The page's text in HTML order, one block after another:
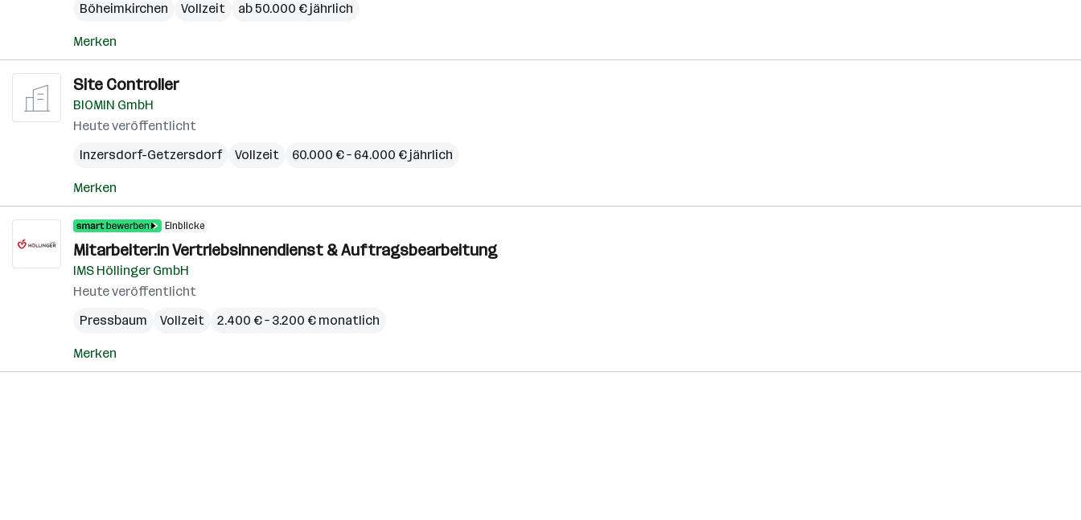
Böheimkirchen
Vollzeit ab 50.000 € jährlich
Merken
Site Controller
BIOMIN GmbH
Heute veröffentlicht
Inzersdorf-Getzersdorf
Vollzeit 60.000 € – 64.000 € jährlich
Merken
Einblicke
Mitarbeiter:in Vertriebsinnendienst & Auftragsbearbeitung
IMS Höllinger GmbH
Heute veröffentlicht
Pressbaum
Vollzeit 2.400 € – 3.200 € monatlich
Merken